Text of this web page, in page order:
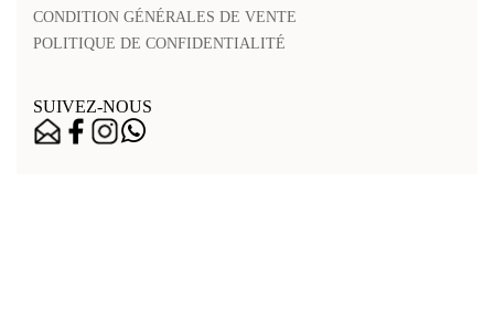
CONDITION GÉNÉRALES DE VENTE
POLITIQUE DE CONFIDENTIALITÉ
SUIVEZ-NOUS